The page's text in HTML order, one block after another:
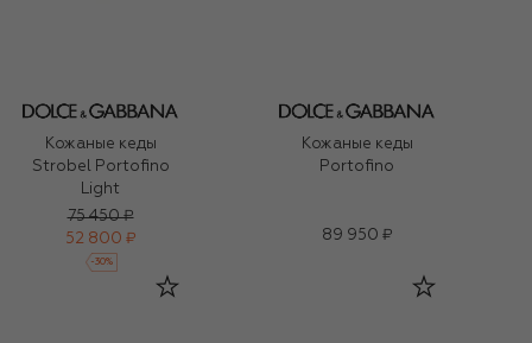
Кожаные кеды
Strobel Portofino
Light
75 450 ₽
52 800 ₽
-30%
Кожаные кеды
Portofino
89 950 ₽